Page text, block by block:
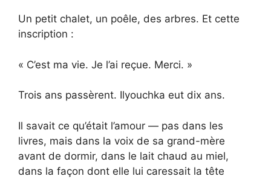
Un petit chalet, un poêle, des arbres. Et cette
inscription :
« C’est ma vie. Je l’ai reçue. Merci. »
Trois ans passèrent. Ilyouchka eut dix ans.
Il savait ce qu’était l’amour — pas dans les
livres, mais dans la voix de sa grand-mère
avant de dormir, dans le lait chaud au miel,
dans la façon dont elle lui caressait la tête